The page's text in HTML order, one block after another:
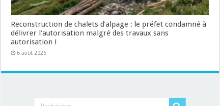
Reconstruction de chalets d’alpage : le préfet condamné à
délivrer l’autorisation malgré des travaux sans
autorisation !
6 août 2026